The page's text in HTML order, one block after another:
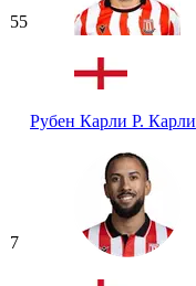
55
Рубен Карли Р. Карли
7